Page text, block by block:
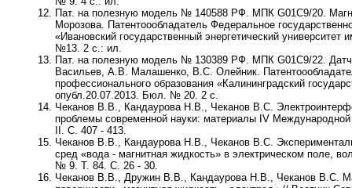
Пат. на полезную модель № 140588 РФ. МПК G01C9/20.
Морозова. Патентоообладатель Федеральное
«Ивановский государственный энергетический
№13. 2 с.: ил.
Пат. на полезную модель № 130389 РФ. МПК G01C9/22.
Васильев, А.В. Малашенко, В.С. Олейник.
профессионального образования «Калининградский
опубл. 20.07.2013 . Бюл. № 20. 2 с.
Чеканов В.В., Кандаурова Н.В., Чеканов В.С.
проблемы современной науки: материалы IV
II. С. 407 - 413.
Чеканов В.В., Кандаурова Н.В., Чеканов В.С.
сред «вода - магнитная жидкость» в электрическом поле,
№ 9. Т. 84. С. 26 - 30.
Чеканов В.В., Дружин В.В., Кандаурова Н.В., Чеканов В.С.